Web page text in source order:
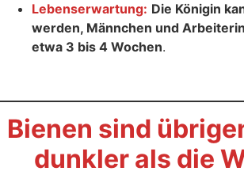
Lebenserwartung: Die Königin
werden, Männchen und
etwa 3 bis 4 Wochen.
Bienen sind
dunkler als die